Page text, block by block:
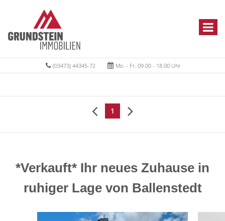
(03473) 44345-72 Mo. - Fr. 09.00 - 18.00 Uhr
1
*Verkauft* Ihr neues Zuhause in
ruhiger Lage von Ballenstedt